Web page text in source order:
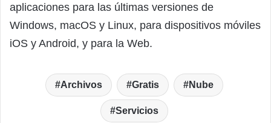
aplicaciones para las últimas versiones de
Windows, macOS y Linux, para dispositivos móviles
iOS y Android, y para la Web.
Archivos Gratis Nube
Servicios